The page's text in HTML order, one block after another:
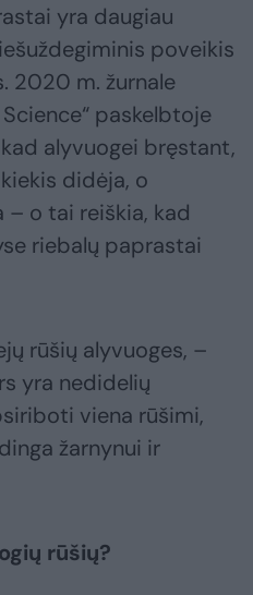
yra daugiau
poveikis
2020 m. žurnale
paskelbtoje
alyvuogei bręstant,
didėja, o
– o tai reiškia, kad
riebalų paprastai
rūšių alyvuoges, –
yra nedidelių
viena rūšimi,
žarnynui ir
rūšių?